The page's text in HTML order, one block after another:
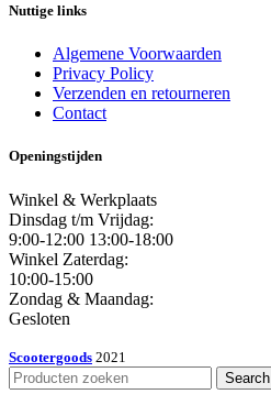
Nuttige links
Algemene Voorwaarden
Privacy Policy
Verzenden en retourneren
Contact
Openingstijden
Winkel & Werkplaats
Dinsdag t/m Vrijdag:
9:00-12:00 13:00-18:00
Winkel Zaterdag:
10:00-15:00
Zondag & Maandag:
Gesloten
Scootergoods 2021
Search